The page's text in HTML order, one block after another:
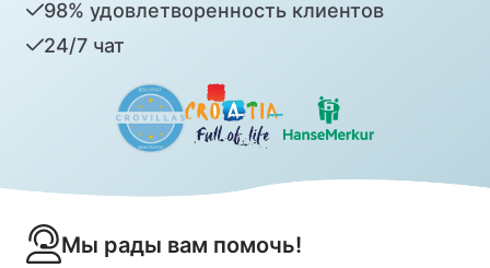
98% удовлетворенность клиентов
24/7 чат
Мы рады вам помочь!